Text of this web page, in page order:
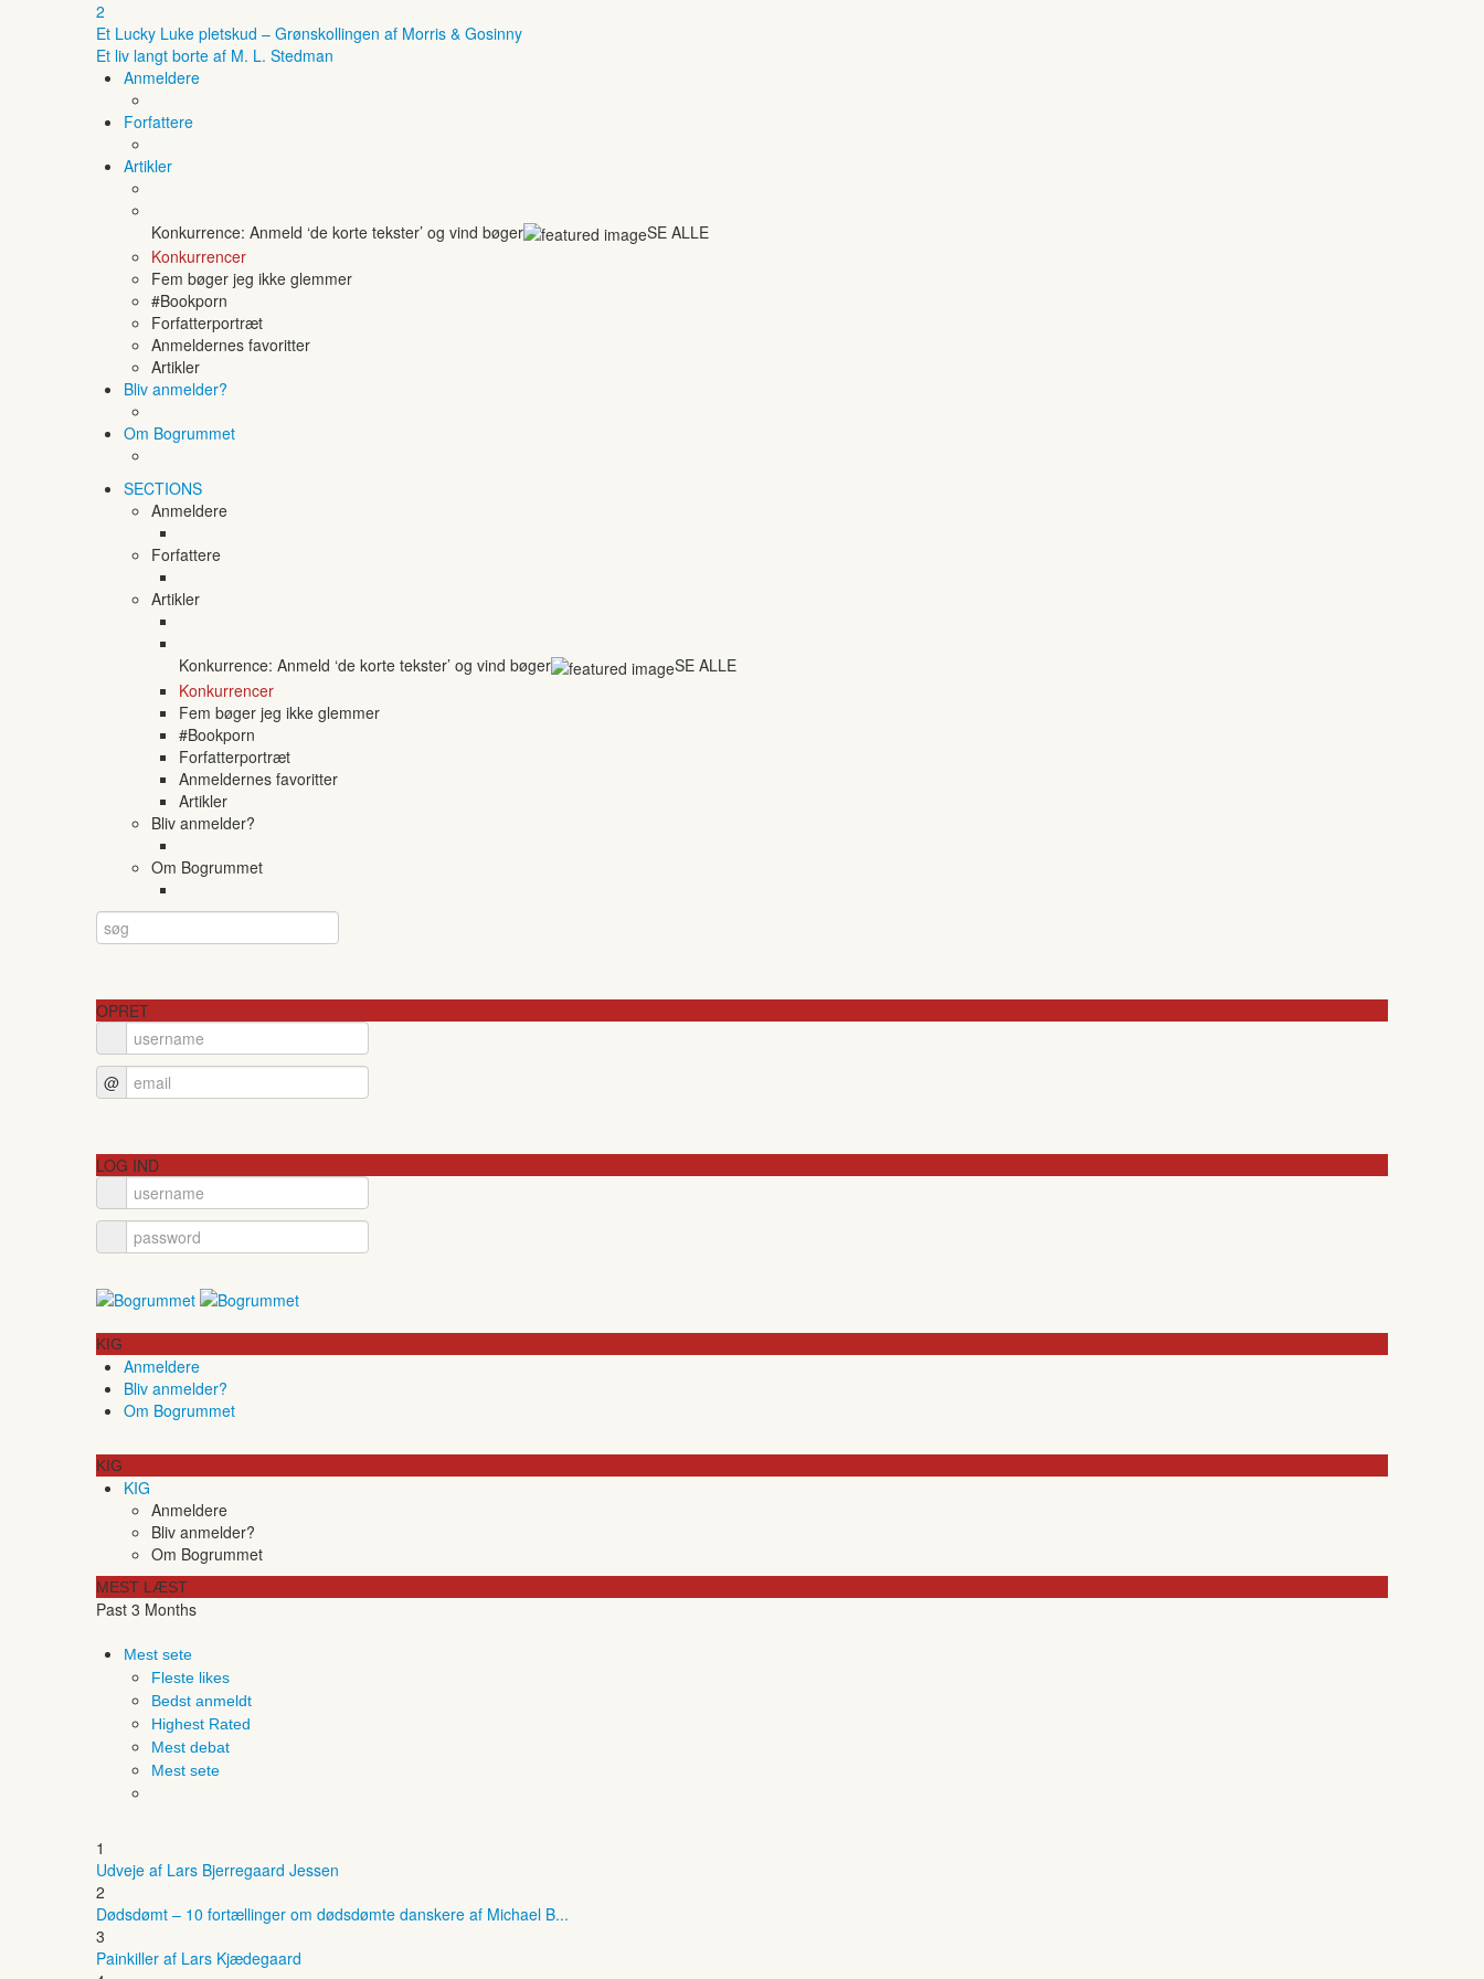
2
Et Lucky Luke pletskud – Grønskollingen af Morris & Gosinny
Et liv langt borte af M. L. Stedman
Anmeldere
Forfattere
Artikler
Konkurrence: Anmeld ‘de korte tekster’ og vind bøger
SE ALLE
Konkurrencer
Fem bøger jeg ikke glemmer
#Bookporn
Forfatterportræt
Anmeldernes favoritter
Artikler
Bliv anmelder?
Om Bogrummet
SECTIONS
Anmeldere
Forfattere
Artikler
Konkurrence: Anmeld ‘de korte tekster’ og vind bøger
SE ALLE
Konkurrencer
Fem bøger jeg ikke glemmer
#Bookporn
Forfatterportræt
Anmeldernes favoritter
Artikler
Bliv anmelder?
Om Bogrummet
OPRET
@
LOG IND
KIG
Anmeldere
Bliv anmelder?
Om Bogrummet
KIG
KIG
Anmeldere
Bliv anmelder?
Om Bogrummet
MEST LÆST
Past 3 Months
Mest sete
Fleste likes
Bedst anmeldt
Highest Rated
Mest debat
Mest sete
1
Udveje af Lars Bjerregaard Jessen
2
Dødsdømt – 10 fortællinger om dødsdømte danskere af Michael B...
3
Painkiller af Lars Kjædegaard